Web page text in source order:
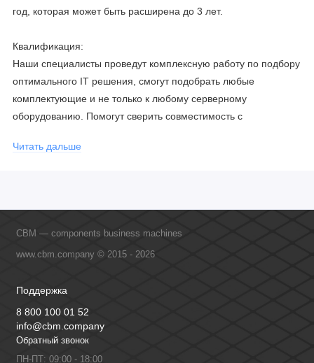
год, которая может быть расширена до 3 лет.
Квалификация:
Наши специалисты проведут комплексную работу по подбору
оптимального IT решения, смогут подобрать любые
комплектующие и не только к любому серверному
оборудованию. Помогут сверить совместимость с
официальными производителями и проводим регулярное
Читать дальше
CBM — components business machines
www.cbm.company © 2015 - 2026
Поддержка
8 800 100 01 52
info@cbm.company
Обратный звонок
ПН-ПТ: 09:00 - 18:00